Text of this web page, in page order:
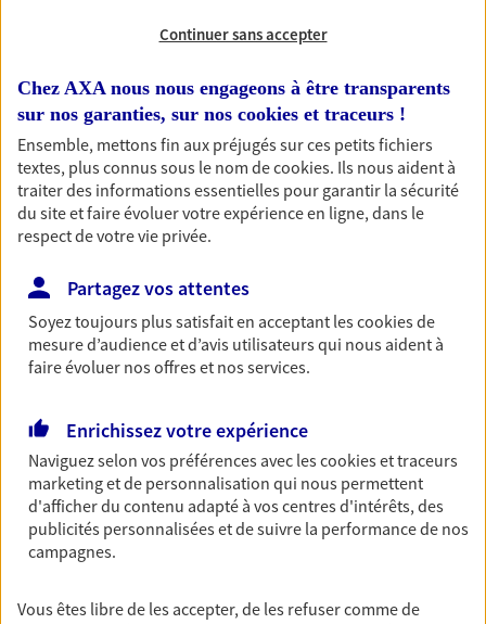
2 résultats correspondent à votre
recherche
Passer les
résultats
Liste Carte
Christophe Lestic
Conseiller AXA Epargne et Protection
80330 Longueau
06 88 56 93 14
NOUS CONTACTER
VOIR NOTRE SITE WEB
Continuer sans accepter
Chez AXA nous nous engageons à être transparents
sur nos garanties, sur nos cookies et traceurs !
Ensemble, mettons fin aux préjugés sur ces petits fichiers
textes, plus connus sous le nom decookies. Ils nous aident à
traiter des informations essentielles pour garantir la sécurité
du site et faire évoluer votre expérience en ligne, dans le
respect de votre vie privée.
Partagez vos attentes
Soyez toujours plus satisfait en acceptant lescookiesde
mesure d’audience et d’avis utilisateurs qui nous aident à
faire évoluer nos offres et nos services.
Enrichissez votre expérience
Naviguez selon vos préférences avec lescookies et traceurs
marketing et de personnalisation qui nous permettent
d'afficher du contenu adapté à vos centres d'intérêts, des
publicités personnalisées et de suivre la performance de nos
campagnes.
Vous êtes libre de les accepter, de les refuser comme de